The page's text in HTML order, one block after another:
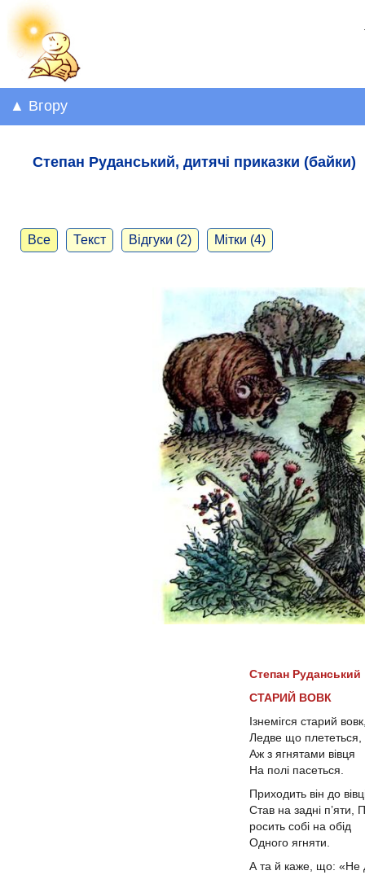
▲ Вгору
Степан Руданський, дитячі приказки (байки)
Все Текст Відгуки (2) Мітки (4)
Степан Руданський
СТАРИЙ ВОВК
Ізнемігся старий
Ледве що плететься,
Аж з ягнятами вівця
На полі пасеться.
Приходить він до
Став на задні п’яти, П
росить собі на обід
Одного ягняти.
А та й каже, що: